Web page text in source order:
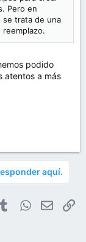
Pero en
se trata de una
podido
atentos a más
aquí.
TumblrWhatsApp
Email